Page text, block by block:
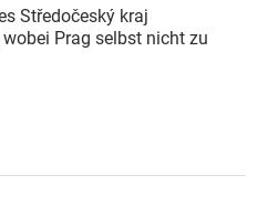
Středočeský kraj
Prag selbst nicht zu